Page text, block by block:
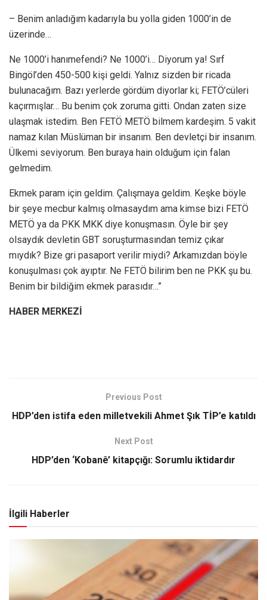
– Benim anladığım kadarıyla bu yolla giden 1000’in de
üzerinde…
Ne 1000’i hanımefendi? Ne 1000’i… Diyorum ya! Sırf
Bingöl’den 450-500 kişi geldi. Yalnız sizden bir ricada
bulunacağım. Bazı yerlerde gördüm diyorlar ki; FETÖ’cüleri
kaçırmışlar… Bu benim çok zoruma gitti. Ondan zaten size
ulaşmak istedim. Ben FETÖ METÖ bilmem kardeşim. 5 vakit
namaz kılan Müslüman bir insanım. Ben devletçi bir insanım.
Ülkemi seviyorum. Ben buraya hain olduğum için falan
gelmedim.
Ekmek param için geldim. Çalışmaya geldim. Keşke böyle
bir şeye mecbur kalmış olmasaydım ama kimse bizi FETÖ
METÖ ya da PKK MKK diye konuşmasın. Öyle bir şey
olsaydık devletin GBT soruşturmasından temiz çıkar
mıydık? Bize gri pasaport verilir miydi? Arkamızdan böyle
konuşulması çok ayıptır. Ne FETÖ bilirim ben ne PKK şu bu.
Benim bir bildiğim ekmek parasıdır…”
HABER MERKEZİ
Previous Post
HDP’den istifa eden milletvekili Ahmet Şık TİP’e katıldı
Next Post
HDP’den ‘Kobanê’ kitapçığı: Sorumlu iktidardır
İlgili Haberler